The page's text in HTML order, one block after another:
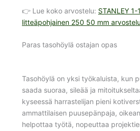
👉 Lue koko arvostelu: STANLEY
litteäpohjainen 250 50 mm arvostelu
Paras tasohöylä ostajan opas
Tasohöylä on yksi työkaluista, kun
saada suoraa, sileää ja
kyseessä harrastelijan pieni
ammattilaisen puusepänpaja,
helpottaa työtä, nopeuttaa